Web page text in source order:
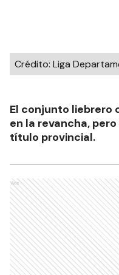
Crédito: Liga
El conjunto liebrero
en la revancha,
título provincial.
Ads